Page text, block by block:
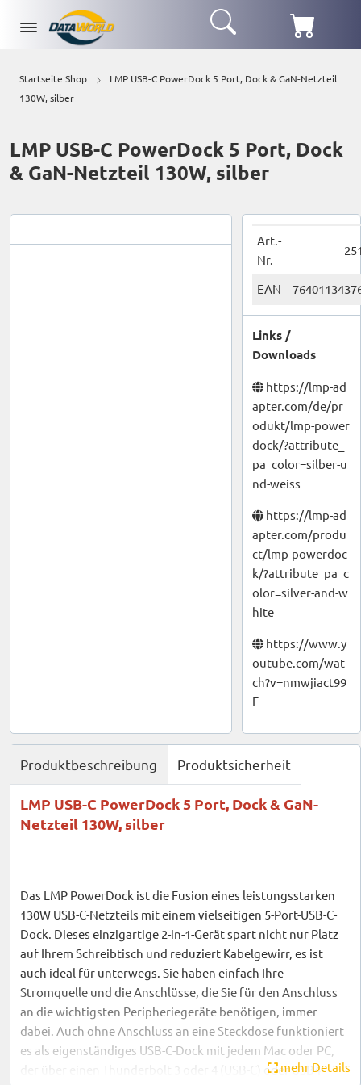
Startseite Shop
LMP USB-C PowerDock 5 Port, Dock & GaN-Netzteil
130W, silber
LMP USB-C PowerDock 5 Port, Dock
& GaN-Netzteil 130W, silber
Art.-
Nr.
EAN
Links /
Downloads
https://lmp-ad
apter.com/de/pr
odukt/lmp-power
dock/?attribute_
pa_color=silber-u
nd-weiss
https://lmp-ad
apter.com/produ
ct/lmp-powerdoc
k/?attribute_pa_c
olor=silver-and-w
hite
https://www.y
outube.com/wat
ch?v=nmwjiact99
E
Produktbeschreibung Produktsicherheit
LMP USB-C PowerDock 5 Port, Dock & GaN-
Netzteil 130W, silber
Das LMP PowerDock ist die Fusion eines leistungsstarken
130W USB-C-Netzteils mit einem vielseitigen 5-Port-USB-C-
Dock. Dieses einzigartige 2-in-1-Gerät spart nicht nur Platz
auf Ihrem Schreibtisch und reduziert Kabelgewirr, es ist
auch ideal für unterwegs. Sie haben einfach Ihre
Stromquelle und die Anschlüsse, die Sie für den Anschluss
an die wichtigsten Peripheriegeräte benötigen, immer
dabei. Auch ohne Anschluss an eine Steckdose funktioniert
es als eigenständiges USB-C-Dock mit jedem Mac oder PC,
der über einen Thunderbolt 3 oder 4 (USB-C) oder USB4-
mehr Details